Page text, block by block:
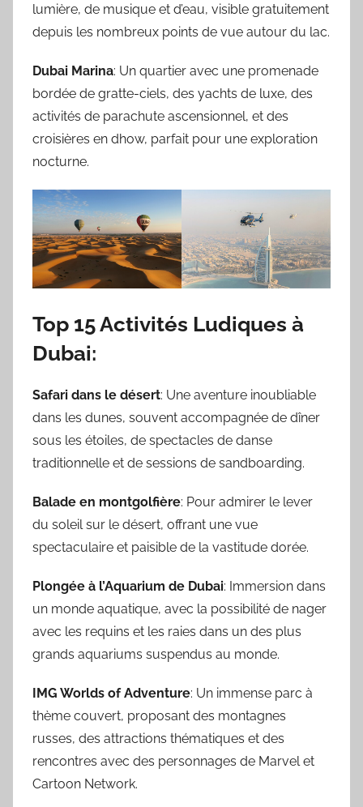
lumière, de musique et d’eau, visible gratuitement
depuis les nombreux points de vue autour du lac.
Dubai Marina: Un quartier avec une promenade
bordée de gratte-ciels, des yachts de luxe, des
activités de parachute ascensionnel, et des
croisières en dhow, parfait pour une exploration
nocturne.
Top 15 Activités Ludiques à
Dubai:
Safari dans le désert: Une aventure inoubliable
dans les dunes, souvent accompagnée de dîner
sous les étoiles, de spectacles de danse
traditionnelle et de sessions de sandboarding.
Balade en montgolfière: Pour admirer le lever
du soleil sur le désert, offrant une vue
spectaculaire et paisible de la vastitude dorée.
Plongée à l’Aquarium de Dubai: Immersion dans
un monde aquatique, avec la possibilité de nager
avec les requins et les raies dans un des plus
grands aquariums suspendus au monde.
IMG Worlds of Adventure: Un immense parc à
thème couvert, proposant des montagnes
russes, des attractions thématiques et des
rencontres avec des personnages de Marvel et
Cartoon Network.